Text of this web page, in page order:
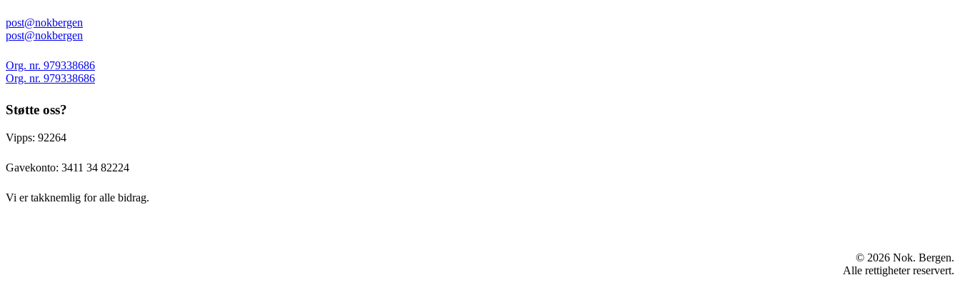
post@nokbergen
post@nokbergen
Org. nr. 979338686
Org. nr. 979338686
Støtte oss?
Vipps: 92264
Gavekonto: 3411 34 82224
Vi er takknemlig for alle bidrag.
© 2026 Nok. Bergen.
Alle rettigheter reservert.